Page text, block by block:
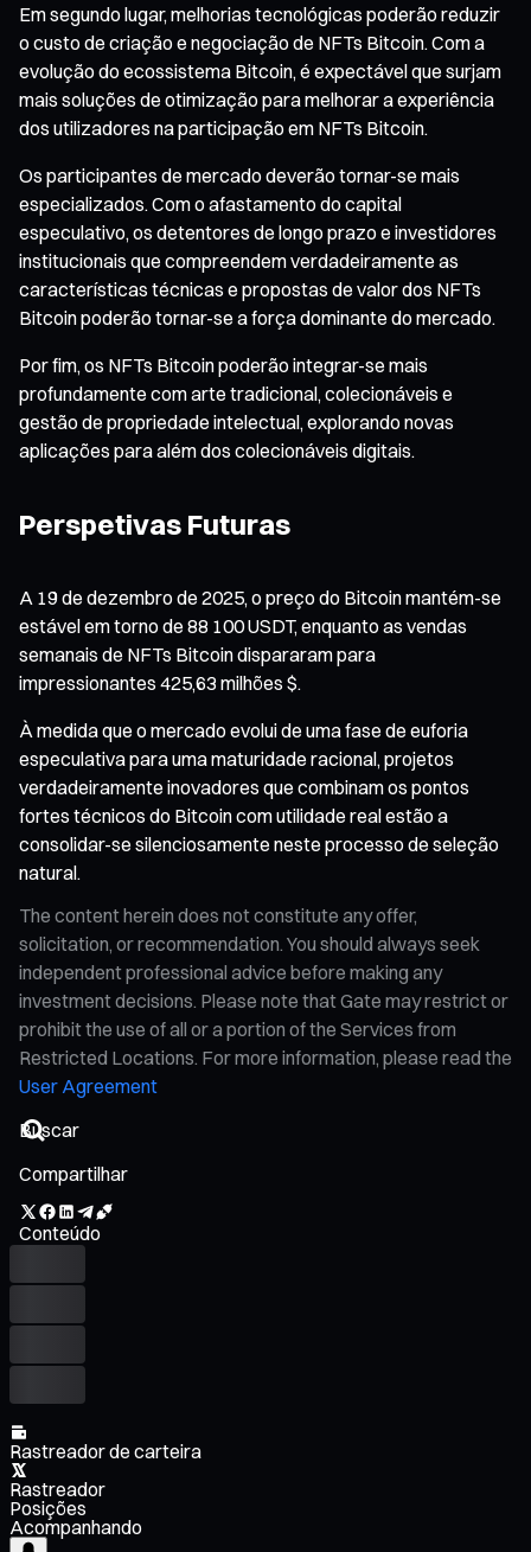
Em segundo lugar, melhorias tecnológicas poderão reduzir
o custo de criação e negociação de NFTs Bitcoin. Com a
evolução do ecossistema Bitcoin, é expectável que surjam
mais soluções de otimização para melhorar a experiência
dos utilizadores na participação em NFTs Bitcoin.
Os participantes de mercado deverão tornar-se mais
especializados. Com o afastamento do capital
especulativo, os detentores de longo prazo e investidores
institucionais que compreendem verdadeiramente as
características técnicas e propostas de valor dos NFTs
Bitcoin poderão tornar-se a força dominante do mercado.
Por fim, os NFTs Bitcoin poderão integrar-se mais
profundamente com arte tradicional, colecionáveis e
gestão de propriedade intelectual, explorando novas
aplicações para além dos colecionáveis digitais.
Perspetivas Futuras
A 19 de dezembro de 2025, o preço do Bitcoin mantém-se
estável em torno de 88 100 USDT, enquanto as vendas
semanais de NFTs Bitcoin dispararam para
impressionantes 425,63 milhões $.
À medida que o mercado evolui de uma fase de euforia
especulativa para uma maturidade racional, projetos
verdadeiramente inovadores que combinam os pontos
fortes técnicos do Bitcoin com utilidade real estão a
consolidar-se silenciosamente neste processo de seleção
natural.
The content herein does not constitute any offer,
solicitation, or recommendation. You should always seek
independent professional advice before making any
investment decisions. Please note that Gate may restrict or
prohibit the use of all or a portion of the Services from
Restricted Locations. For more information, please read the
User Agreement
Compartilhar
Conteúdo
Rastreador de carteira
Rastreador
Posições
Acompanhando